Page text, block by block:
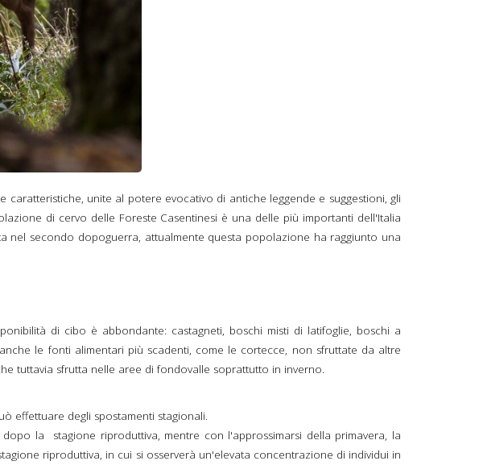
unite al potere evocativo di antiche leggende e suggestioni, gli
di cervo delle Foreste Casentinesi è una delle più importanti dell'Italia
secondo dopoguerra, attualmente questa popolazione ha raggiunto una
di cibo è abbondante: castagneti, boschi misti di latifoglie, boschi a
le fonti alimentari più scadenti, come le cortecce, non sfruttate da altre
tuttavia sfrutta nelle aree di fondovalle soprattutto in inverno.
effettuare degli spostamenti stagionali.
la stagione riproduttiva, mentre con l'approssimarsi della primavera, la
riproduttiva, in cui si osserverà un'elevata concentrazione di individui in